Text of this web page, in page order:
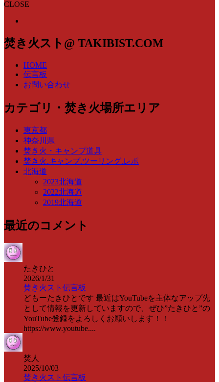
CLOSE
焚き火スト@ TAKIBIST.COM
HOME
伝言板
お問い合わせ
カテゴリ・焚き火場所エリア
東京都
神奈川県
焚き火・キャンプ道具
焚き火.キャンプ.ツーリング.レポ
北海道
2023北海道
2022北海道
2019北海道
最近のコメント
たきひと
2026/1/31
焚き火スト伝言板
どもーたきひとです 最近はYouTubeを主体なアップ先
として情報を更新していますので、ぜひ”たきひと”の
YouTube登録をよろしくお願いします！！
https://www.youtube....
焚人
2025/10/03
焚き火スト伝言板